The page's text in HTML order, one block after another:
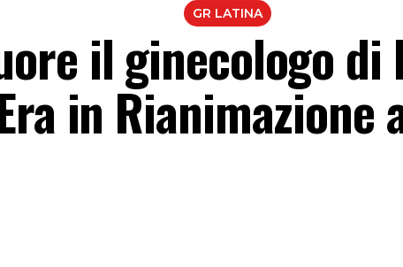
GR LATINA
il ginecologo di
in Rianimazione